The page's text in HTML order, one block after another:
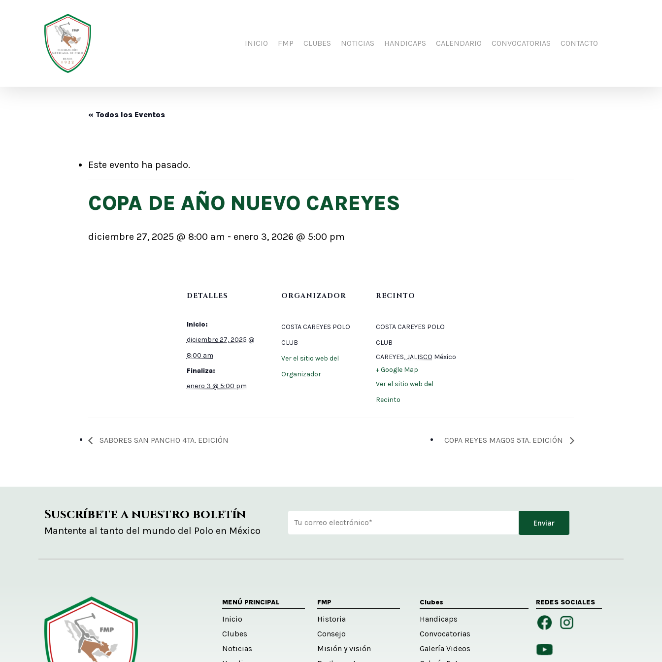
Hit enter to search or ESC to close
INICIO FMP CLUBES NOTICIAS HANDICAPS CALENDARIO CONVOCATORIAS CONTACTO
« Todos los Eventos
Este evento ha pasado.
COPA DE AÑO NUEVO CAREYES
diciembre 27, 2025 @ 8:00 am - enero 3, 2026 @ 5:00 pm
DETALLES
Inicio:
diciembre 27, 2025 @
8:00 am
Finaliza:
enero 3 @ 5:00 pm
ORGANIZADOR
COSTA CAREYES POLO
CLUB
Ver el sitio web del
Organizador
RECINTO
COSTA CAREYES POLO
CLUB
CAREYES, JALISCO México
+ Google Map
Ver el sitio web del
Recinto
SABORES SAN PANCHO 4TA. EDICIÓN COPA REYES MAGOS 5TA. EDICIÓN
Suscríbete a nuestro boletín
Mantente al tanto del mundo del Polo en México
MENÚ PRINCIPAL
Inicio
Clubes
Noticias
FMP
Historia
Consejo
Misión y visión
Clubes
Handicaps
Convocatorias
Galería Videos
REDES SOCIALES